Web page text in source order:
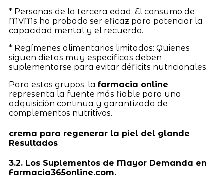
* Personas de la tercera edad: El consumo de
MVMs ha probado ser eficaz para potenciar la
capacidad mental y el recuerdo.
* Regímenes alimentarios limitados: Quienes
siguen dietas muy específicas deben
suplementarse para evitar déficits nutricionales.
Para estos grupos, la farmacia online
representa la fuente más fiable para una
adquisición continua y garantizada de
complementos nutritivos.
crema para regenerar la piel del glande
Resultados
3.2. Los Suplementos de Mayor Demanda en
Farmacia365online.com.